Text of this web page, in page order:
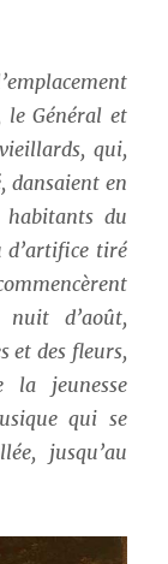
le Général et
qui,
dansaient en
habitants du
d’artifice tiré
d’août,
et des fleurs,
jeunesse
qui se
jusqu’au